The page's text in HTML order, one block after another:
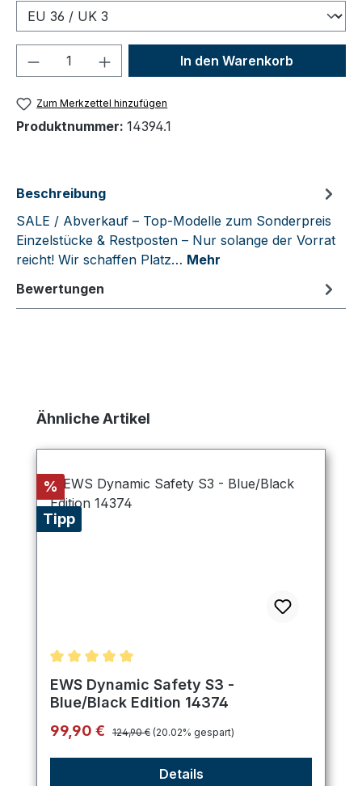
Produkt Anzahl: Gib denIn den Warenkorb
Zum Merkzettel hinzufügen
Produktnummer: 14394.1
Beschreibung
SALE / Abverkauf – Top-Modelle zum Sonderpreis
Einzelstücke & Restposten – Nur solange der Vorrat
reicht! Wir schaffen Platz… Mehr
Bewertungen
Produktgalerie überspringen
Ähnliche Artikel
Rabatt
%
Tipp
Durchschnittliche Bewertung von 5 von 5 Sternen
EWS Dynamic Safety S3 -
Blue/Black Edition 14374
Verkaufspreis:
99,90 € Regulärer Preis:
124,90 € (20.02% gespart)
Details